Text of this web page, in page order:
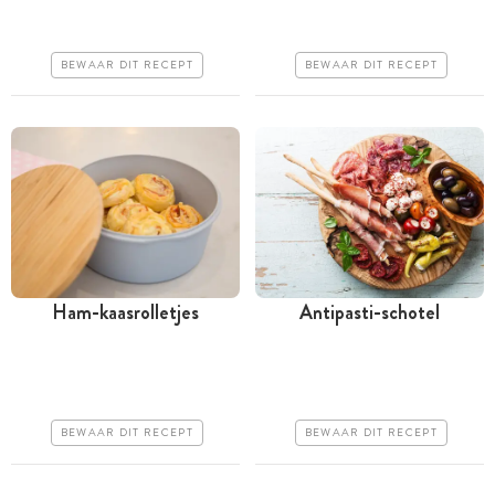
Makkelijk
BEWAAR DIT RECEPT Erg makkelijk
BEWAAR DIT RECEPT
Ham-kaasrolletjes
BEWAAR DIT RECEPT Erg makkelijk
Antipasti-schotel
BEWAAR DIT RECEPT